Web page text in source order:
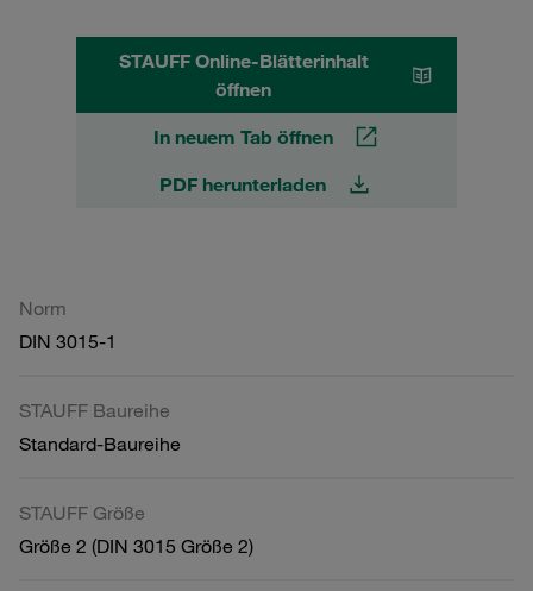
STAUFF Online-Blätterinhalt
öffnen
In neuem Tab öffnen
PDF herunterladen
Norm
DIN 3015-1
STAUFF Baureihe
Standard-Baureihe
STAUFF Größe
Größe 2 (DIN 3015 Größe 2)